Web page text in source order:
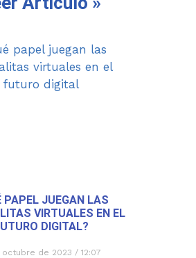
PAPEL JUEGAN LAS
VIRTUALES EN EL
DIGITAL?
octubre de 2023 12:07